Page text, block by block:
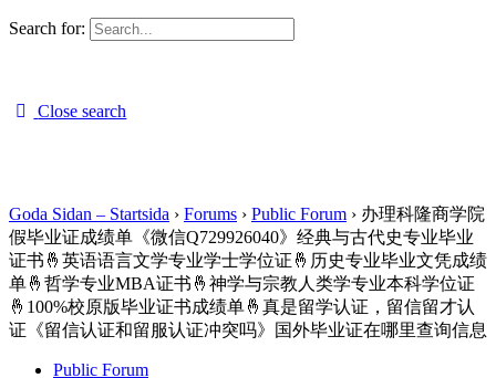
Search for:
Close search
Goda Sidan – Startsida › Forums › Public Forum › 办理科隆商学院
假毕业证成绩单《微信Q729926040》经典与古代史专业毕业
证书🤞英语语言文学专业学士学位证🤞历史专业毕业文凭成绩
单🤞哲学专业MBA证书🤞神学与宗教人类学专业本科学位证
🤞100%校原版毕业证书成绩单🤞真是留学认证，留信留才认
证《留信认证和留服认证冲突吗》国外毕业证在哪里查询信息
Public Forum